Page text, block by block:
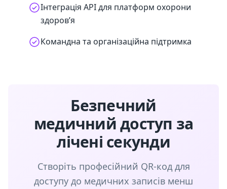
Інтеграція API для платформ охорони
здоров’я
Командна та організаційна підтримка
Безпечний
медичний доступ за
лічені секунди
Створіть професійний QR-код для
доступу до медичних записів менш